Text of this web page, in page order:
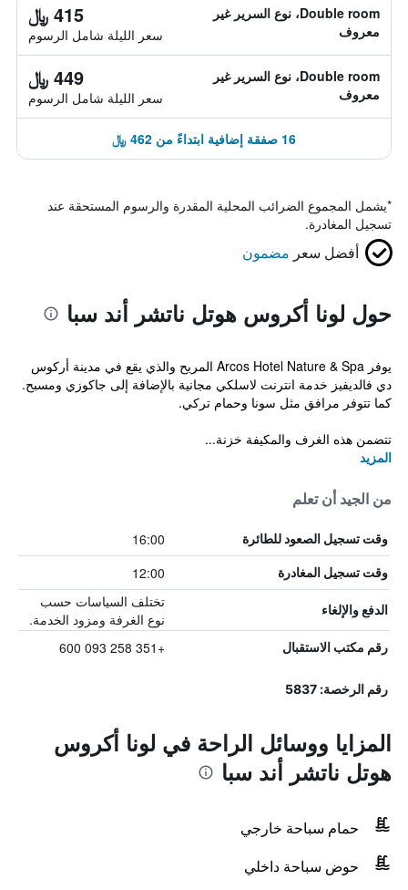
Double room، نوع السرير غير
معروف
415 ﷼
سعر الليلة شامل الرسوم
Double room، نوع السرير غير
معروف
449 ﷼
سعر الليلة شامل الرسوم
16 صفقة إضافية ابتداءً من 462 ﷼
*يشمل المجموع الضرائب المحلية المقدرة والرسوم المستحقة عند
تسجيل المغادرة.
أفضل سعر مضمون
حول لونا أكروس هوتل ناتشر أند سبا
يوفر Arcos Hotel Nature & Spa المريح والذي يقع في مدينة أركوس
دي فالديفيز خدمة انترنت لاسلكي مجانية بالإضافة إلى جاكوزي ومسبح.
كما تتوفر مرافق مثل سونا وحمام تركي.
تتضمن هذه الغرف والمكيفة خزنة...
المزيد
من الجيد أن تعلم
وقت تسجيل الصعود للطائرة 16:00
وقت تسجيل المغادرة 12:00
الدفع والإلغاء
تختلف السياسات حسب
نوع الغرفة ومزود الخدمة.
رقم مكتب الاستقبال +351 258 093 600
رقم الرخصة: 5837
المزايا ووسائل الراحة في لونا أكروس
هوتل ناتشر أند سبا
حمام سباحة خارجي
حوض سباحة داخلي